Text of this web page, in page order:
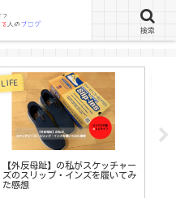
LIFE
【外反母趾】の私がスケッチャー
ズのスリップ・インズを履いてみ
た感想
検索